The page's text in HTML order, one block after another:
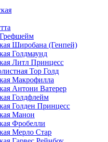
Широбана (Генпей)
Голдмаунд
Литл Принцесс
Тор Голд
Макрофилла
Антони Ватерер
Голдфлейм
Голден Принцесс
Манон
Фробелли
Мерло Стар